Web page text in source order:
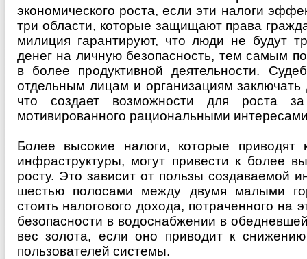
экономического роста, если эти налоги
три области, которые защищают права
милиция гарантируют, что люди не будут
денег на личную безопасность, тем самым
в более продуктивной деятельности.
отдельным лицам и организациям заключать
что создает возможности для роста за
мотивированного рациональными
Более высокие налоги, которые приводят
инфраструктуры, могут привести к более
росту. Это зависит от пользы создаваемой
шестью полосами между двумя малыми
стоить налогового дохода, потраченного на
безопасности в водоснабжении в
вес золота, если оно приводит к
пользователей системы.